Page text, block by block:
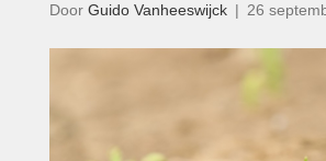
Door Guido Vanheeswijck | 26